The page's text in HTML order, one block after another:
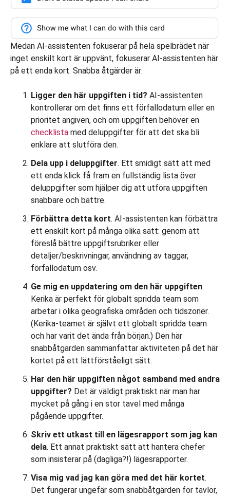
Medan AI-assistenten fokuserar på hela spelbrädet när
inget enskilt kort är uppvänt, fokuserar AI-assistenten här
på ett enda kort. Snabba åtgärder är:
Ligger den här uppgiften i tid? AI-assistenten
kontrollerar om det finns ett förfallodatum eller en
prioritet angiven, och om uppgiften behöver en
checklista med deluppgifter för att det ska bli
enklare att slutföra den.
Dela upp i deluppgifter. Ett smidigt sätt att med
ett enda klick få fram en fullständig lista över
deluppgifter som hjälper dig att utföra uppgiften
snabbare och bättre.
Förbättra detta kort. AI-assistenten kan förbättra
ett enskilt kort på många olika sätt: genom att
föreslå bättre uppgiftsrubriker eller
detaljer/beskrivningar, användning av taggar,
förfallodatum osv.
Ge mig en uppdatering om den här uppgiften.
Kerika är perfekt för globalt spridda team som
arbetar i olika geografiska områden och tidszoner.
(Kerika-teamet är självt ett globalt spridda team
och har varit det ända från början.) Den här
snabbåtgärden sammanfattar aktiviteten på det här
kortet på ett lättförståeligt sätt.
Har den här uppgiften något samband med andra
uppgifter? Det är väldigt praktiskt när man har
mycket på gång i en stor tavel med många
pågående uppgifter.
Skriv ett utkast till en lägesrapport som jag kan
dela. Ett annat praktiskt sätt att hantera chefer
som insisterar på (dagliga?!) lägesrapporter.
Visa mig vad jag kan göra med det här kortet.
Det fungerar ungefär som snabbåtgärden för tavlor,